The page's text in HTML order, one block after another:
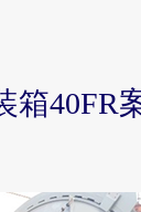
箱40FR